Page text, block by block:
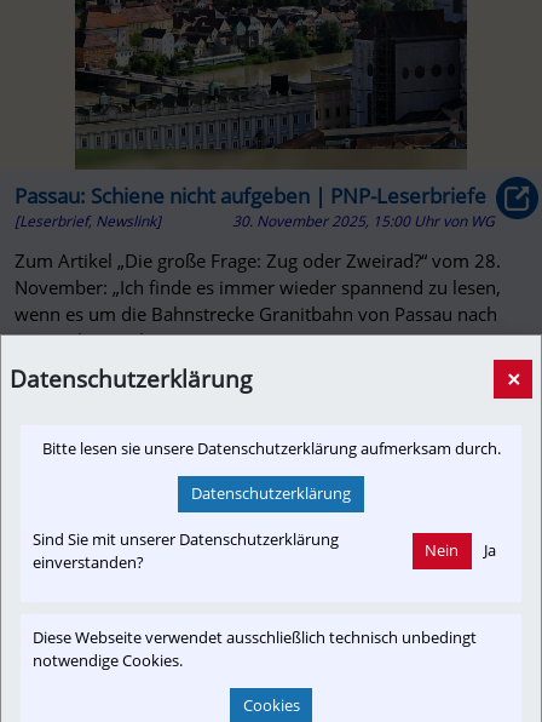
Passau: Schiene nicht aufgeben | PNP-Leserbriefe
[Leserbrief, Newslink] 30. November 2025, 15:00 Uhr von WG
Zum Artikel „Die große Frage: Zug oder Zweirad?“ vom 28.
November: „Ich finde es immer wieder spannend zu lesen,
wenn es um die Bahnstrecke Granitbahn von Passau nach
Hauzenberg geht. ...
Newslink: Klicken Sie hier um auf den externen Artikel von
Datenschutzerklärung ×
Bitte lesen sie unsere Datenschutzerklärung aufmerksam durch.
Datenschutzerklärung
Sind Sie mit unserer Datenschutzerklärung
einverstanden?
Nein Ja
Diese Webseite verwendet ausschließlich technisch unbedingt
notwendige Cookies.
Cookies